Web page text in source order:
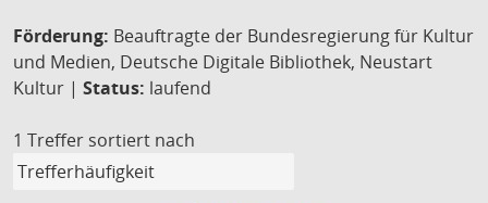
Förderung: Beauftragte der Bundesregierung für Kultur
und Medien, Deutsche Digitale Bibliothek, Neustart
Kultur | Status: laufend
1 Treffer sortiert nach